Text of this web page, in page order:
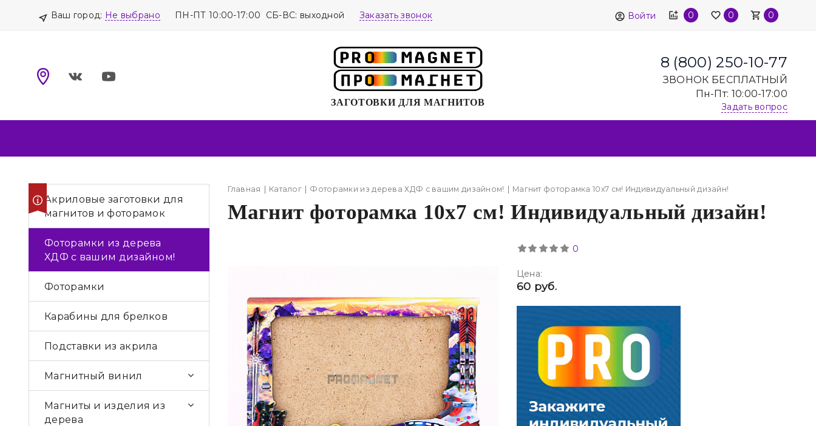
Ваш город: Не выбрано ПН-ПТ 10:00-17:00 СБ-ВС: выходной Заказать звонок Войти 0 0 0
ЗАГОТОВКИ ДЛЯ МАГНИТОВ
8 (800) 250-10-77
ЗВОНОК БЕСПЛАТНЫЙ
Пн-Пт: 10:00-17:00
Задать вопрос
Главная Каталог Фоторамки из дерева ХДФ с вашим дизайном! Магнит фоторамка 10х7 см! Индивидуальный дизайн!
Магнит фоторамка 10х7 см! Индивидуальный дизайн!
0
Цена:
60 руб.
Акриловые заготовки для
магнитов и фоторамок
Фоторамки из дерева
ХДФ с вашим дизайном!
Фоторамки
Карабины для брелков
Подставки из акрила
Магнитный винил
Магниты и изделия из
дерева